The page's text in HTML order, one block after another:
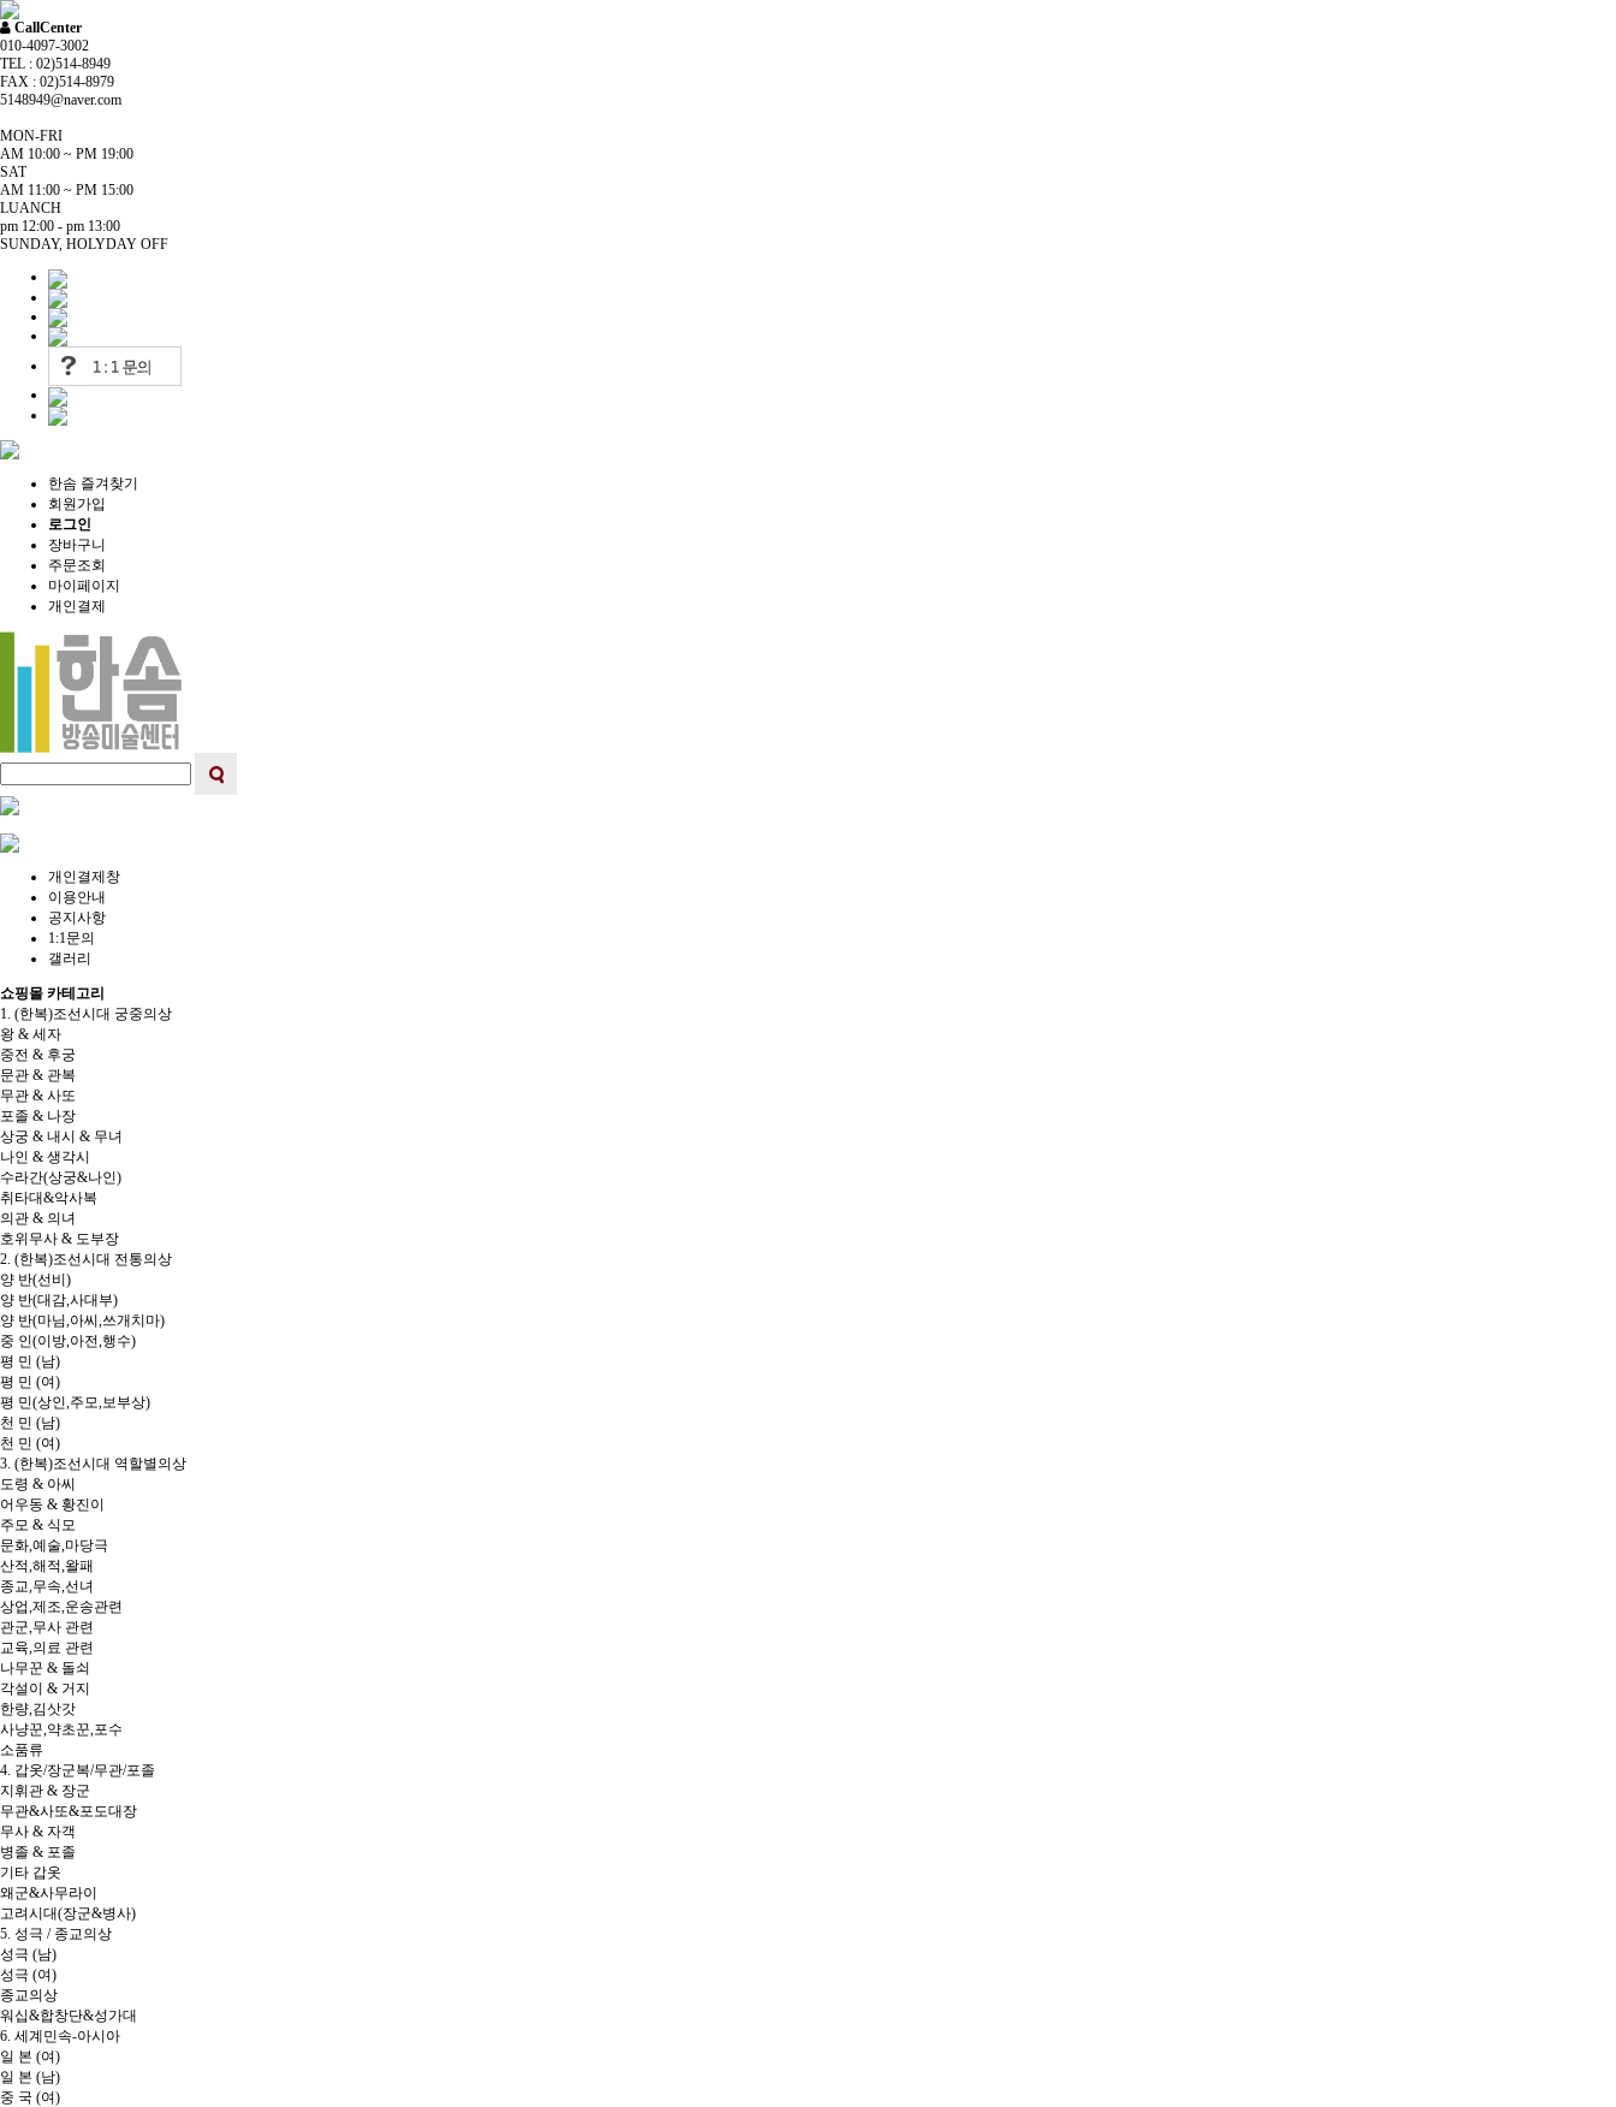
CallCenter
010-4097-3002
TEL : 02)514-8949
FAX : 02)514-8979
5148949@naver.com
MON-FRI
AM 10:00 ~ PM 19:00
SAT
AM 11:00 ~ PM 15:00
LUANCH
pm 12:00 - pm 13:00
SUNDAY, HOLYDAY OFF
한솜 즐겨찾기
회원가입
로그인
장바구니
주문조회
마이페이지
개인결제
개인결제창
이용안내
공지사항
1:1문의
갤러리
쇼핑몰 카테고리
1. (한복)조선시대 궁중의상
왕 & 세자
중전 & 후궁
문관 & 관복
무관 & 사또
포졸 & 나장
상궁 & 내시 & 무녀
나인 & 생각시
수라간(상궁&나인)
취타대&악사복
의관 & 의녀
호위무사 & 도부장
2. (한복)조선시대 전통의상
양 반(선비)
양 반(대감,사대부)
양 반(마님,아씨,쓰개치마)
중 인(이방,아전,행수)
평 민 (남)
평 민 (여)
평 민(상인,주모,보부상)
천 민 (남)
천 민 (여)
3. (한복)조선시대 역할별의상
도령 & 아씨
어우동 & 황진이
주모 & 식모
문화,예술,마당극
산적,해적,왈패
종교,무속,선녀
상업,제조,운송관련
관군,무사 관련
교육,의료 관련
나무꾼 & 돌쇠
각설이 & 거지
한량,김삿갓
사냥꾼,약초꾼,포수
소품류
4. 갑옷/장군복/무관/포졸
지휘관 & 장군
무관&사또&포도대장
무사 & 자객
병졸 & 포졸
기타 갑옷
왜군&사무라이
고려시대(장군&병사)
5. 성극 / 종교의상
성극 (남)
성극 (여)
종교의상
워십&합창단&성가대
6. 세계민속-아시아
일 본 (여)
일 본 (남)
중 국 (여)